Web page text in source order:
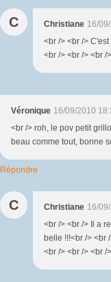
C Christiane 16/
<br /> <br />
<br /> <br /> <br /
Véronique 16/09/2010
<br /> roh, le pov petit
beau comme tout, bonne
Répondre
C Christiane 16/
<br /> <br /> Il a
belle !!!<br /> <br
<br /> <br /> <br />